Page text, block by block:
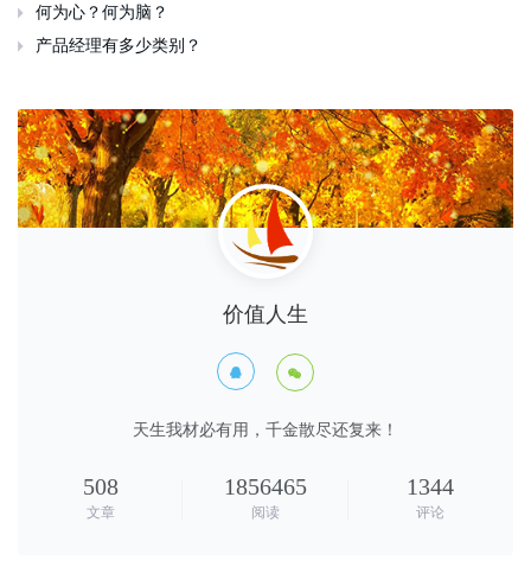
 何为心？何为脑？
 产品经理有多少类别？
价值人生
 
天生我材必有用，千金散尽还复来！
508
文章
1856465
阅读
1344
评论